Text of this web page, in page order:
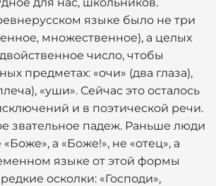
языке было не три
множественное), а целых
число, чтобы
предметах: «очи» (два глаза),
«уши». Сейчас это осталось
и в поэтической речи.
звательное падеж. Раньше люди
а «Боже!», не «отец», а
языке от этой формы
осколки: «Господи»,